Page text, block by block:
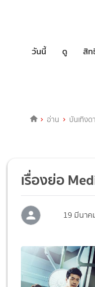
วันนี้ ดู สิท
อ่าน บันเทิงด
เรื่องย่อ
19 มีนาค